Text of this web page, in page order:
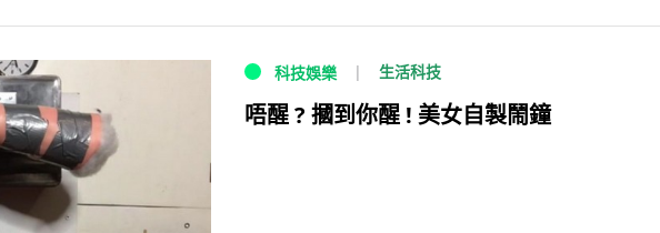
科技娛樂 生活科技
唔醒 ? 摑到你醒 ! 美女自製鬧鐘